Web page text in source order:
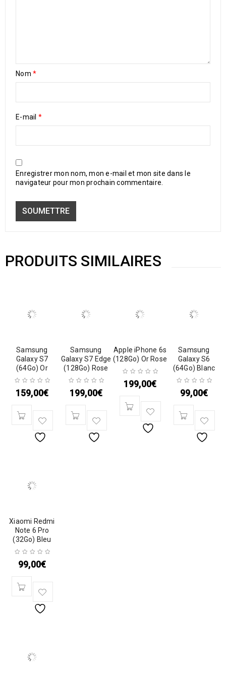
Nom *
E-mail *
Enregistrer mon nom, mon e-mail et mon site dans le
navigateur pour mon prochain commentaire.
PRODUITS SIMILAIRES
Samsung
Galaxy S7
(64Go) Or
159,00€
Samsung
Galaxy S7 Edge
(128Go) Rose
199,00€
Apple iPhone 6s
(128Go) Or Rose
199,00€
Samsung
Galaxy S6
(64Go) Blanc
99,00€
Xiaomi Redmi
Note 6 Pro
(32Go) Bleu
99,00€